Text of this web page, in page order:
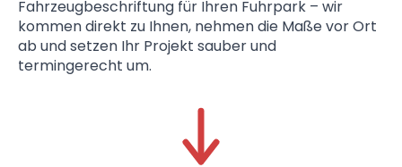
Fahrzeugbeschriftung für Ihren Fuhrpark – wir
kommen direkt zu Ihnen, nehmen die Maße vor Ort
ab und setzen Ihr Projekt sauber und
termingerecht um.